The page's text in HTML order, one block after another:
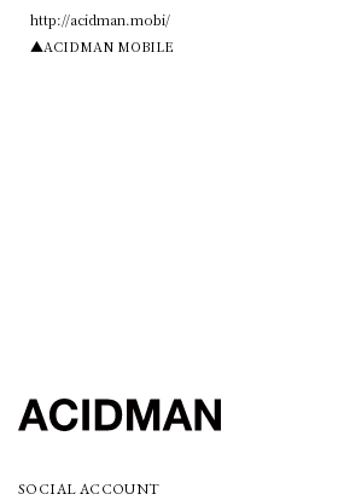
http://acidman.mobi/
▲ACIDMAN MOBILE
SOCIAL ACCOUNT